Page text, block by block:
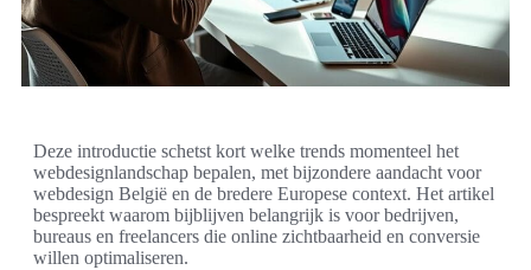
Deze introductie schetst kort welke trends momenteel het
webdesignlandschap bepalen, met bijzondere aandacht voor
webdesign België en de bredere Europese context. Het artikel
bespreekt waarom bijblijven belangrijk is voor bedrijven,
bureaus en freelancers die online zichtbaarheid en conversie
willen optimaliseren.